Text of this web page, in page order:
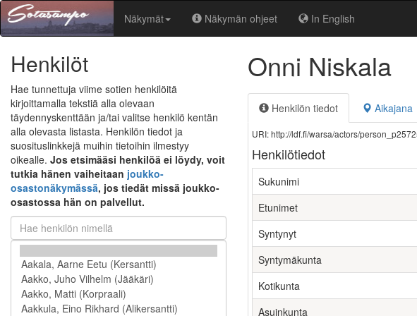
Näkymät Näkymän ohjeet In English
Henkilöt
Hae tunnettuja viime sotien henkilöitä
kirjoittamalla tekstiä alla olevaan
täydennyskenttään ja/tai valitse henkilö kentän
alla olevasta listasta. Henkilön tiedot ja
suosituslinkkejä muihin tietoihin ilmestyy
oikealle. Jos etsimääsi henkilöä ei löydy, voit
tutkia hänen vaiheitaan joukko-
osastonäkymässä, jos tiedät missä joukko-
osastossa hän on palvellut.
Onni Niskala
Henkilön tiedot Aikajana
URI: http://ldf.fi/warsa/actors/
Henkilötiedot
Sukunimi
Etunimet
Syntynyt
Syntymäkunta
Kotikunta
Asuinkunta